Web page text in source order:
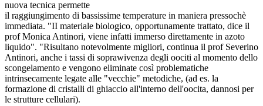
nuova tecnica permette
il raggiungimento di bassissime temperature in maniera pressochè
immediata. "II materiale biologico, opportunamente trattato, dice il
prof Monica Antinori, viene infatti immerso direttamente in azoto
liquido". "Risultano notevolmente migliori, continua il prof Severino
Antinori, anche i tassi di soprawivenza degli oociti al momento dello
scongelamento e vengono eliminate così problematiche
intrinsecamente legate alle "vecchie" metodiche, (ad es. la
formazione di cristalli di ghiaccio all'interno dell'oocita, dannosi per
le strutture cellulari).